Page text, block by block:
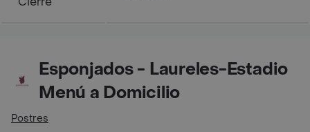
Esponjados - Laureles-Estadio
Menú a Domicilio
Postres